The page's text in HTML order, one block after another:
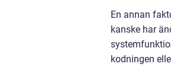
En annan
kanske har
kodningen